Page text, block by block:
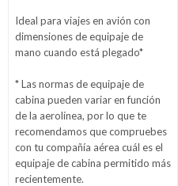
Ideal para viajes en avión con
dimensiones de equipaje de
mano cuando está plegado*
* Las normas de equipaje de
cabina pueden variar en función
de la aerolínea, por lo que te
recomendamos que compruebes
con tu compañía aérea cuál es el
equipaje de cabina permitido más
recientemente.